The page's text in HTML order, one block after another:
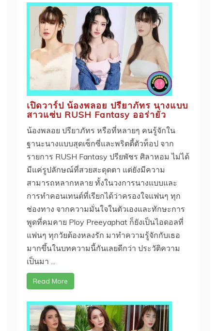
เปิดวาร์ป น้องพลอย ปรียาภัทร นางแบบ
สาวแซ่บ RUSH Fantasy ออร่ายั่ว
น้องพลอย ปรียาภัทร หรือที่หลายๆ คนรู้จักใน
ฐานะนางแบบสุดเซ็กซี่และพริตตี้ตัวท็อป จาก
รายการ RUSH Fantasy ปรียพัชร ศิลาหอม ไม่ได้
มีแค่รูปลักษณ์ที่สวยสะดุดตา แต่ยังมีความ
สามารถหลากหลาย ทั้งในวงการนางแบบและ
การทำคอนเทนต์ที่เรียกได้ว่าครองใจแฟนๆ ทุก
ช่องทาง จากความมั่นใจในตัวเองและทักษะการ
พูดที่คมคาย Ploy Preeyaphat ก็ยังเป็นไอดอลที่
แฟนๆ ทุกวัยต้องหลงรัก มาทำความรู้จักกับเธอ
มากขึ้นในบทความนี้กันเลยดีกว่า ประวัติความ
เป็นมา ...
Read More